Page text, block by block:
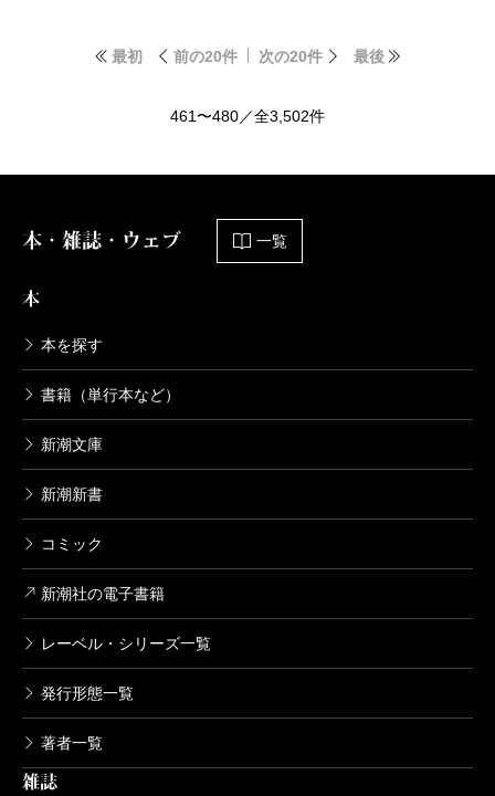
最初 前の20件 次の20件 最後
461〜480／全3,502件
本・雑誌・ウェブ 一覧
本
本を探す
書籍（単行本など）
新潮文庫
新潮新書
コミック
新潮社の電子書籍
レーベル・シリーズ一覧
発行形態一覧
著者一覧
雑誌